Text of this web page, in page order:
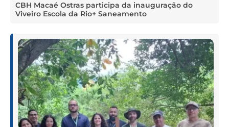
CBH Macaé Ostras participa da inauguração do
Viveiro Escola da Rio+ Saneamento